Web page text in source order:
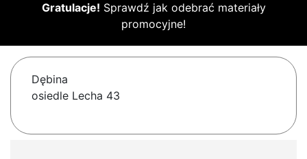
Gratulacje! Sprawdź jak odebrać materiały
promocyjne!
Dębina
osiedle Lecha 43